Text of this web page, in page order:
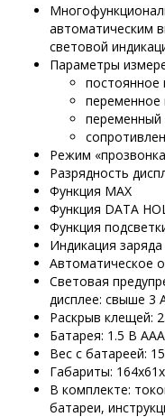
автоматическим
световой
Параметры
постоянное
переменное
переменный
Режим
Разрядность
Функция MAX
Функция DATA
Функция
Индикация
Автоматическое
Световая
дисплее: свыше 3
Раскрыв клещей:
Батарея: 1.5 В
Вес с батареей:
Габариты:
В комплекте:
батареи,